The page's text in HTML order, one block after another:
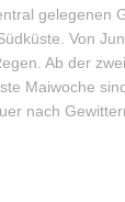
gelegenen
Von
Ab der
Maiwoche
nach